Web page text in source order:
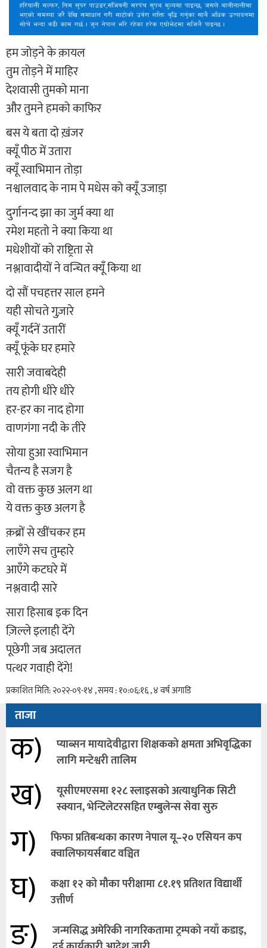
हम जोड़ने के क़ायल
तुम तोड़ने में माहिर
देशवासी तुमको माना
और तुमने हमको काफिर
बस ये बता दो ख़ंजर
क्यूँ पीठ में उतारा
क्यूँ स्वाभिमान तोड़ा
नश्वालवाद के नाम पे मधेस को क्यूँ उजाड़ा
दुर्गानन्द झा का जुर्म क्या था
रमेश महतो ने क्या किया था
मधेशीयों को राष्ट्रिता से
नश्लावादीयों ने वन्चित क्यूँ किया था
दो सौं पचहत्तर साल हमने
यही सोचते गुज़ारे
क्यूँ गर्दनें उतारीं
क्यूँ फूंके घर हमारे
सारी जवाबदेही
तय होगी धीरे धीरे
हर-हर का नाद होगा
वाणगंगा नदी के तीरे
सोया हुआ स्वाभिमान
चैतन्य है सजग है
वो वक्त कुछ अलग था
ये वक्त कुछ अलग है
क़ब्रों से खींचकर हम
लाएँगे सच तुम्हारे
आएँगे कटघरे में
नश्लवादी सारे
सारा हिसाब इक दिन
ज़िल्ले इलाही देंगे
पूछेगी जब अदालत
पत्थर गवाही देंगे!
प्रकाशित मिति: २०२२-०९-१४ , समय : १०:०६:१६ , ४ वर्ष अगाडि
ताजा
क)
प्याब्सन मायादेवीद्वारा शिक्षकको क्षमता अभिवृद्धिका
लागि मन्टेश्वरी तालिम
ख)
यूसीएमएसमा १२८ स्लाइसको अत्याधुनिक सिटी
स्क्यान, भेन्टिलेटरसहित एम्बुलेन्स सेवा सुरु
ग)
फिफा प्रतिबन्धका कारण नेपाल यू–२० एसियन कप
क्वालिफायर्सबाट वञ्चित
घ)
कक्षा १२ को मौका परीक्षामा ८१.१९ प्रतिशत विद्यार्थी
उत्तीर्ण
ङ)
जन्मसिद्ध अमेरिकी नागरिकतामा ट्रम्पको नयाँ कडाइ,